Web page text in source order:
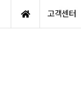
고객센터